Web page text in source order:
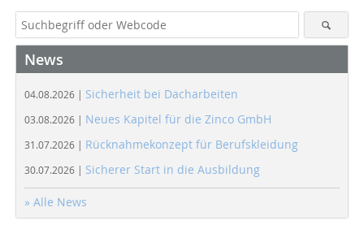
News
04.08.2026 | Sicherheit bei Dacharbeiten
03.08.2026 | Neues Kapitel für die Zinco GmbH
31.07.2026 | Rücknahmekonzept für Berufskleidung
30.07.2026 | Sicherer Start in die Ausbildung
» Alle News